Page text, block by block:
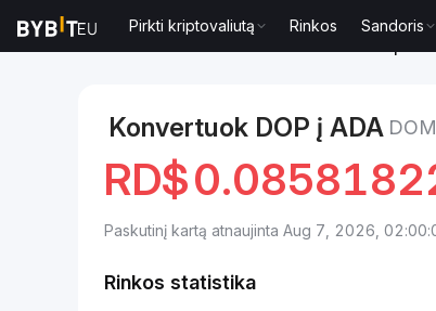
Pirkti kriptovaliutą Rinkos Sandoris
Konvertuok DOP į ADA
RD$
Paskutinį kartą atnaujinta Aug 7, 2026,
Rinkos statistika